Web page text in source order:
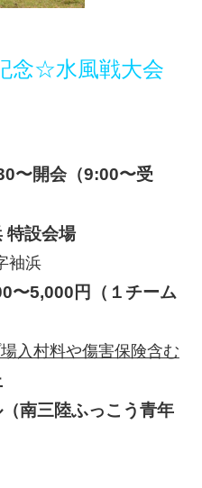
念☆水風戦大会
〜開会（9:00〜受
特設会場
浜
〜5,000円（１チーム
入村料や傷害保険含む
南三陸ふっこう青年